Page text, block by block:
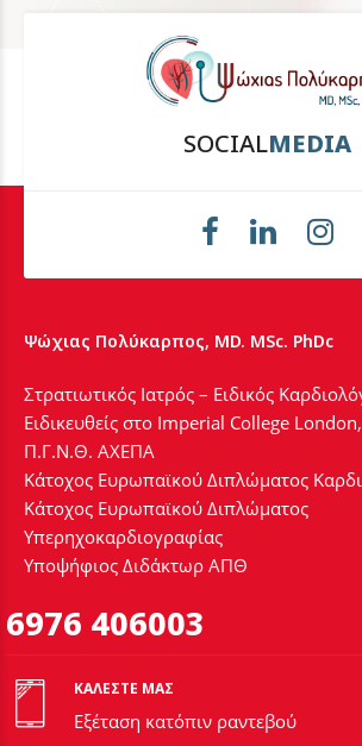
SOCIALMEDIA
Ψώχιας Πολύκαρπος, MD. MSc. PhDc
Στρατιωτικός Ιατρός – Ειδικός
Ειδικευθείς στο Imperial College
Π.Γ.Ν.Θ. ΑΧΕΠΑ
Κάτοχος Ευρωπαϊκού Διπλώματος
Κάτοχος Ευρωπαϊκού Διπλώματος
Υπερηχοκαρδιογραφίας
Υποψήφιος Διδάκτωρ ΑΠΘ
6976 406003
ΚΑΛΕΣΤΕ ΜΑΣ
Εξέταση κατόπιν ραντεβού